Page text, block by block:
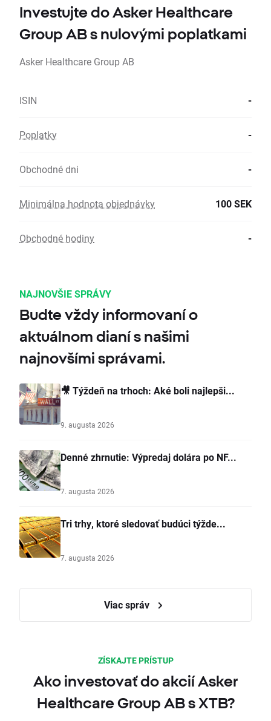
Investujte do Asker Healthcare
Group AB s nulovými poplatkami
Asker Healthcare Group AB
ISIN -
Poplatky -
Obchodné dni -
Minimálna hodnota objednávky 100 SEK
Obchodné hodiny -
NAJNOVŠIE SPRÁVY
Budte vždy informovaní o
aktuálnom dianí s našimi
najnovšími správami.
🎥 Týždeň na trhoch: Aké boli najlepši...
9. augusta 2026
Denné zhrnutie: Výpredaj dolára po NF...
7. augusta 2026
Tri trhy, ktoré sledovať budúci týžde...
7. augusta 2026
Viac správ
ZÍSKAJTE PRÍSTUP
Ako investovať do akcií Asker
Healthcare Group AB s XTB?